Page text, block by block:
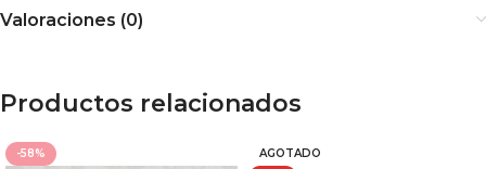
Valoraciones (0)
Productos relacionados
-58%
AGOTADO